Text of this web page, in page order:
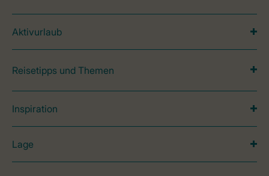
Aktivurlaub
Reisetipps und Themen
Inspiration
Lage